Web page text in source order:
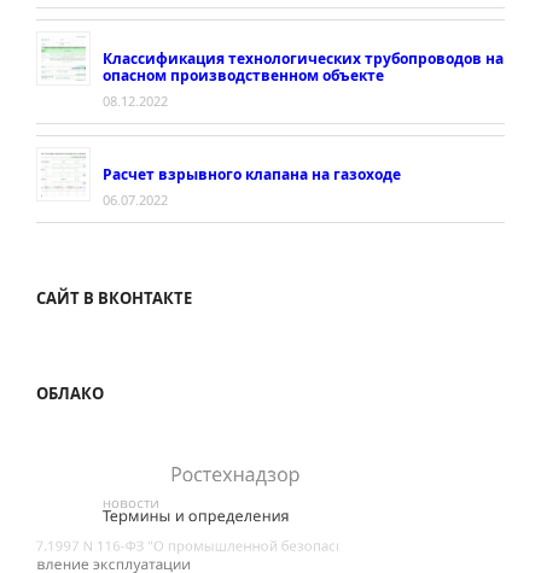
Классификация технологических трубопроводов на
опасном производственном объекте
08.12.2022
Расчет взрывного клапана на газоходе
06.07.2022
САЙТ В ВКОНТАКТЕ
ОБЛАКО